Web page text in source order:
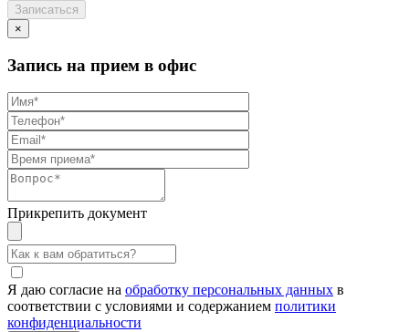
×
Запись на прием в офис
Прикрепить документ
Я даю согласие на обработку персональных данных в
соответствии с условиями и содержанием политики
конфиденциальности